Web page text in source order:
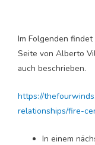
Im Folgenden
Seite von Alberto
auch beschrieben.
https://
relationships/fire-
In einem